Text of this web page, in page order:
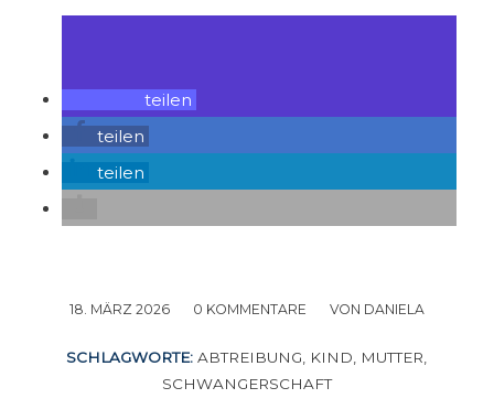
teilen
teilen
teilen
18. MÄRZ 2026
/ 0 KOMMENTARE
/ VON DANIELA
SCHLAGWORTE: ABTREIBUNG KIND MUTTER
SCHWANGERSCHAFT